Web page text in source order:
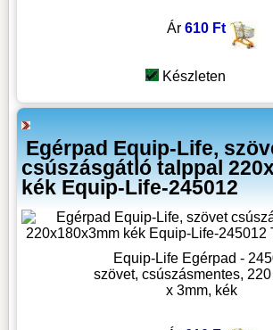
Ár 610 Ft
Készleten
Egérpad Equip-Life,
csúszásgátló talppal
kék Equip-Life-245012
Equip-Life Egérpad -
szövet, csúszásmentes,
x 3mm, kék